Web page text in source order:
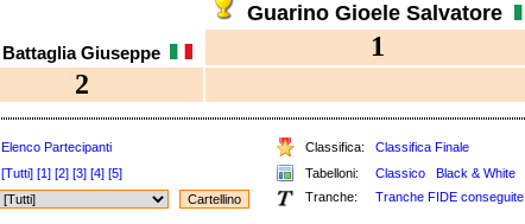
Guarino Gioele Salvatore
Battaglia Giuseppe 1
2
Elenco Partecipanti Classifica: Classifica Finale
[Tutti] [1] [2] [3] [4] [5] Tabelloni: Classico Black & White
Tranche: Tranche FIDE conseguite